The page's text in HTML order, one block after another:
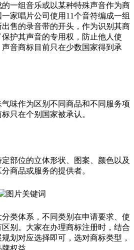
一组音乐或以某种特殊声音作为商
家唱片公司使用11个音符编成一组
售的录音带的开头，作为识别其商
护其声音的专用权，防止他人使
音商标目前只在少数国家得到承
味作为区别不同商品和不同服务项
只在个别国家被承认。
部位的立体形状、图案、颜色以及
商品或服务的提供者。
类体系，不同类别在申请要求、使
别。大家在办理商标注册时，结合
划对应选择即可，选对商标类型，
权益。